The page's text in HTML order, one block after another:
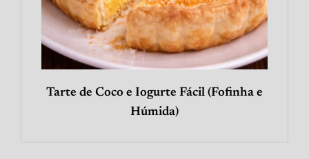
Tarte de Coco e Iogurte Fácil (Fofinha e
Húmida)